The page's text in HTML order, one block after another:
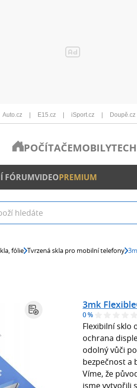
Auto.cz E15.cz iSport.cz Doupě.cz
POČÍTAČEMOBILY
FÓRUMVIDEOPREMIUM
fólie Tvrzená skla pro mobilní telefony
3mk
0 %
Flexibilní sklo
ochrana
odolný vůči
bezpečnost a
Víme, že
jsme vytvořili